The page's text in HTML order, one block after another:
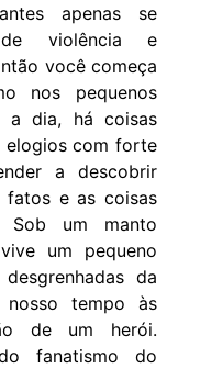
apenas se
de violência e
você começa
nos pequenos
a dia, há coisas
elogios com forte
a descobrir
fatos e as coisas
Sob um manto
um pequeno
da
nosso tempo às
de um herói.
fanatismo do